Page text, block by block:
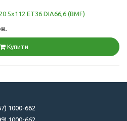
5x112 ET36 DIA66,6 (BMF)
Купити
1000-662
1000-662